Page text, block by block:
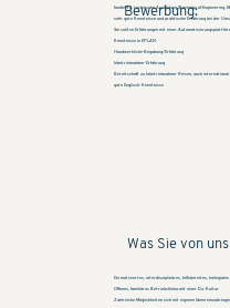
fundierte, technische Ausbildung (Bachelor of Engineering,
sehr gute Kenntnisse und praktische Erfahrung bei der
Sie sollten Erfahrungen mit einer
Kenntnisse in EPLAN
Handwerkliche Begabung/Erfahrung
Inbetriebnahme-Erfahrung
Bereitschaft zu Inbetriebnahme-Reisen, auch international
gute Englisch-Kenntnisse
Bewerbung:
Was Sie von
Ein motiviertes, interdisziplinäres, hilfsbereites, kollegiales
Offenes, familiäres Betriebsklima mit einer Du-Kultur
Zahlreiche Möglichkeiten sich mit eigenen Ideen